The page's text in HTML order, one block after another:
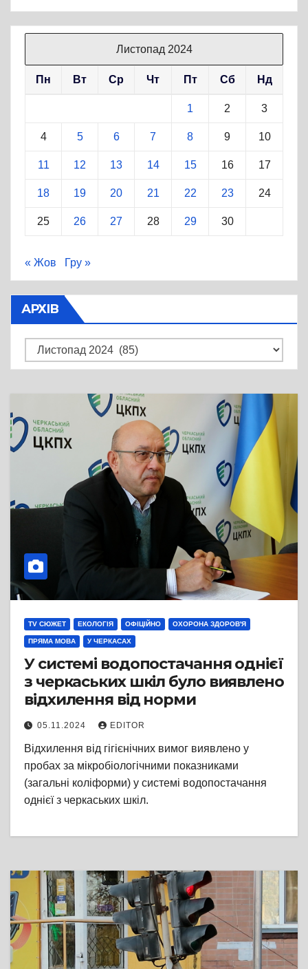
Листопад 2024
Пн Вт Ср Чт Пт Сб Нд
1 2 3
4 5 6 7 8 9 10
11 12 13 14 15 16 17
18 19 20 21 22 23 24
25 26 27 28 29 30
« Жов Гру »
АРХІВ
Архів
TV СЮЖЕТ ЕКОЛОГІЯ ОФІЦІЙНО ОХОРОНА ЗДОРОВ'Я
ПРЯМА МОВА У ЧЕРКАСАХ
У системі водопостачання однієї
з черкаських шкіл було виявлено
відхилення від норми
05.11.2024 EDITOR
Відхилення від гігієнічних вимог виявлено у
пробах за мікробіологічними показниками
(загальні коліформи) у системі водопостачання
однієї з черкаських шкіл.